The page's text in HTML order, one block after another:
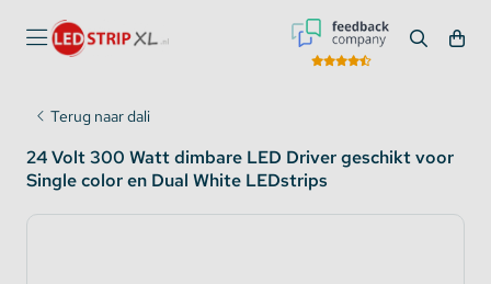
Terug naar dali
24 Volt 300 Watt dimbare LED Driver geschikt voor
Single color en Dual White LEDstrips